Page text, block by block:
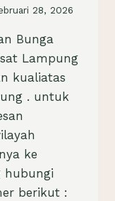
28, 2026
Bunga
Lampung
kualiatas
. untuk
ke
hubungi
berikut :